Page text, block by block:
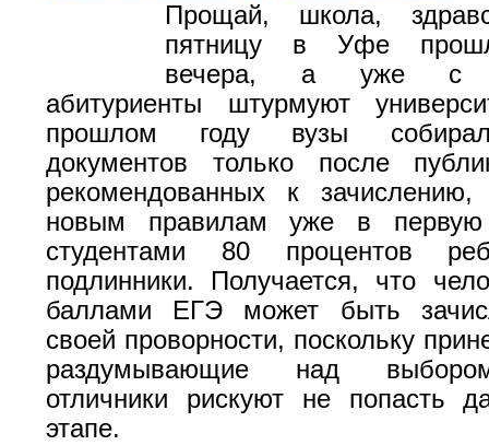
Прощай, школа,
пятницу в Уфе
вечера, а уже с
абитуриенты штурмуют
прошлом году вузы
документов только после
рекомендованных к
новым правилам уже в первую
студентами 80 процентов
подлинники. Получается, что
баллами ЕГЭ может быть
своей проворности, поскольку
раздумывающие над
отличники рискуют не попасть
этапе.